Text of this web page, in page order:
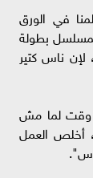
في الورق
بطولة
ناس كتير
وقت لما مش
أخلص العمل